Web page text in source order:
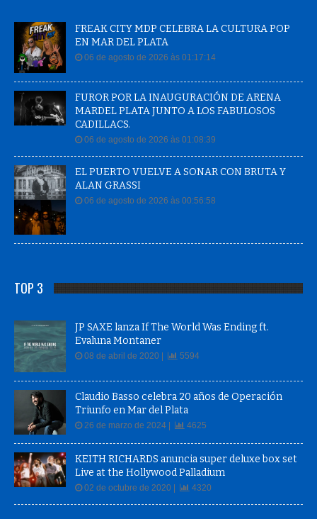
FREAK CITY MDP CELEBRA LA CULTURA POP
EN MAR DEL PLATA
06 de agosto de 2026 às 01:17:14
FUROR POR LA INAUGURACIÓN DE ARENA
MARDEL PLATA JUNTO A LOS FABULOSOS
CADILLACS.
06 de agosto de 2026 às 01:08:39
EL PUERTO VUELVE A SONAR CON BRUTA Y
ALAN GRASSI
06 de agosto de 2026 às 00:56:58
TOP 3
JP SAXE lanza If The World Was Ending ft.
Evaluna Montaner
08 de abril de 2020 | 5594
Claudio Basso celebra 20 años de Operación
Triunfo en Mar del Plata
26 de marzo de 2024 | 4625
KEITH RICHARDS anuncia super deluxe box set
Live at the Hollywood Palladium
02 de octubre de 2020 | 4320